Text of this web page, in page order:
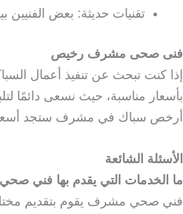
تقنيات حديثة: بعض
فنى صحى مشرف رخيص
إذا كنت تبحث عن تنفيذ أعمال
بأسعار مناسبة، حيث نسعى دائمًا
أرخص سباك في مشرف ستجد أسعارًا
الأسئلة الشائعة
ما الخدمات التي يقدم بها فني
فني صحي مشرف يقوم بتقديم مختلف